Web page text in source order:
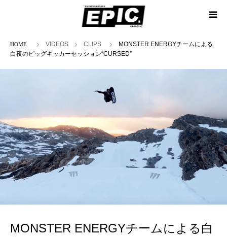
ホームVIDEOS CLIPS
MONSTER ENERGYチームによる
白夜のビッグキッカーセッション“CURSED”
MONSTER ENERGYチームによる白